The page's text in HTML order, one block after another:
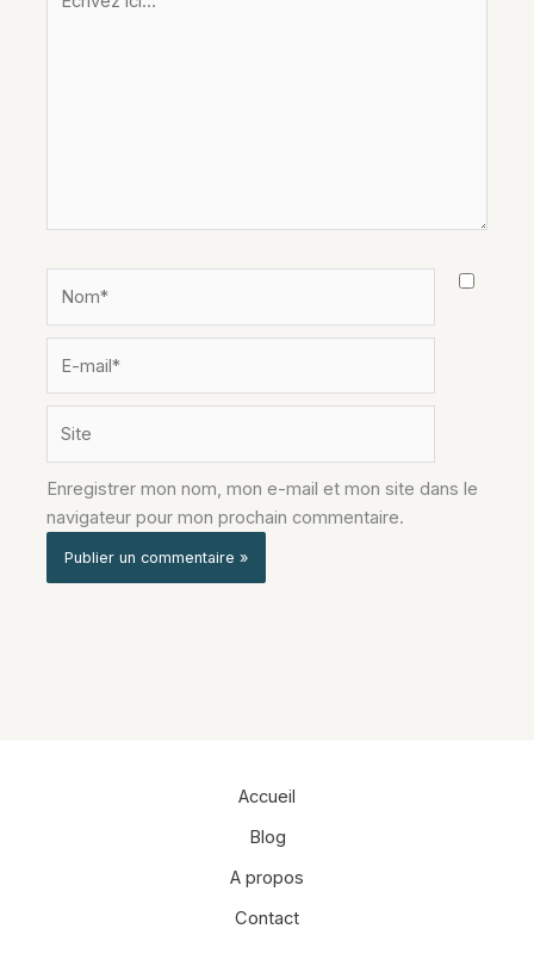
ici…
mail*
Enregistrer mon nom, mon e-mail et mon site dans le
navigateur pour mon prochain commentaire.
Accueil
Blog
A propos
Contact